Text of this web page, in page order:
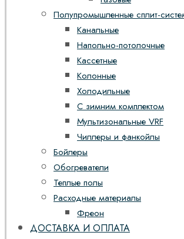
Полупромышленные сплит-
Канальные
Напольно-потолочные
Кассетные
Колонные
Холодильные
С зимним комплектом
Мультизональные VRF
Чиллеры и фанкойлы
Бойлеры
Обогреватели
Теплые полы
Расходные материалы
Фреон
ДОСТАВКА И ОПЛАТА